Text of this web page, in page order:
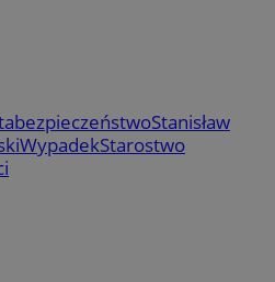
bezpieczeństwoStanisław
WypadekStarostwo